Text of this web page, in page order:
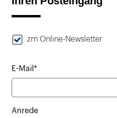
zm Online-Newsletter
E-Mail*
Anrede